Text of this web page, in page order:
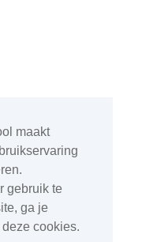
maakt
gebruik te
ga je
cookies.